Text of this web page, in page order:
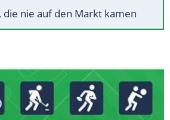
die nie auf den Markt kamen